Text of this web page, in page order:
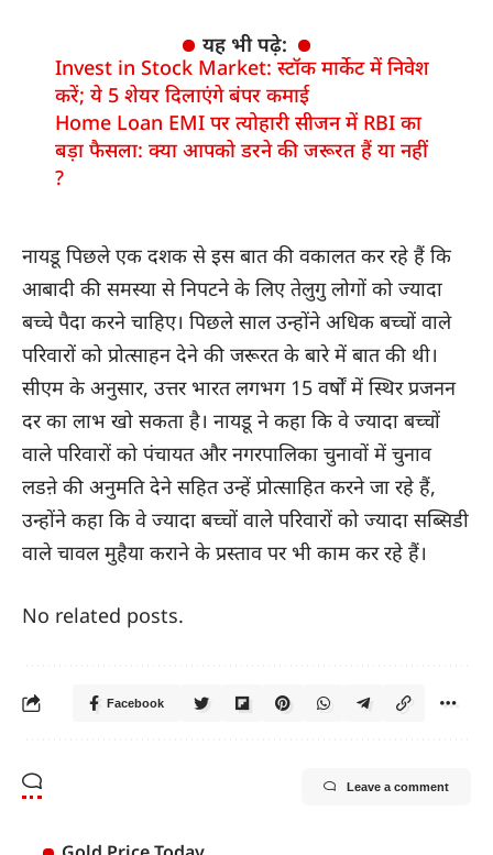
यह भी पढ़े:
Invest in Stock Market: स्टॉक मार्केट में निवेश
करें; ये 5 शेयर दिलाएंगे बंपर कमाई
Home Loan EMI पर त्योहारी सीजन में RBI का
बड़ा फैसला: क्या आपको डरने की जरूरत हैं या नहीं
?
नायडू पिछले एक दशक से इस बात की वकालत कर रहे हैं कि
आबादी की समस्या से निपटने के लिए तेलुगु लोगों को ज्यादा
बच्चे पैदा करने चाहिए। पिछले साल उन्होंने अधिक बच्चों वाले
परिवारों को प्रोत्साहन देने की जरूरत के बारे में बात की थी।
सीएम के अनुसार, उत्तर भारत लगभग 15 वर्षों में स्थिर प्रजनन
दर का लाभ खो सकता है। नायडू ने कहा कि वे ज्यादा बच्चों
वाले परिवारों को पंचायत और नगरपालिका चुनावों में चुनाव
लडऩे की अनुमति देने सहित उन्हें प्रोत्साहित करने जा रहे हैं,
उन्होंने कहा कि वे ज्यादा बच्चों वाले परिवारों को ज्यादा सब्सिडी
वाले चावल मुहैया कराने के प्रस्ताव पर भी काम कर रहे हैं।
No related posts.
Facebook
Leave a comment